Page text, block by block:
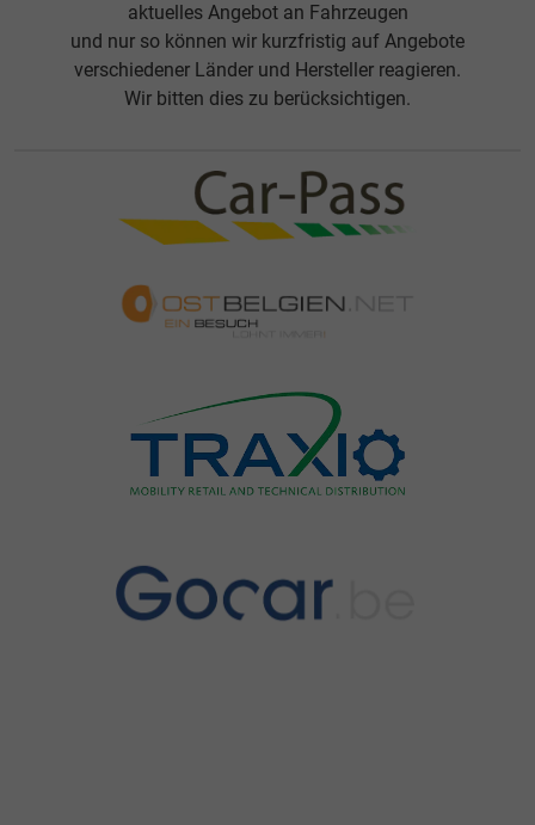
aktuelles Angebot an Fahrzeugen
und nur so können wir kurzfristig auf Angebote
verschiedener Länder und Hersteller reagieren.
Wir bitten dies zu berücksichtigen.